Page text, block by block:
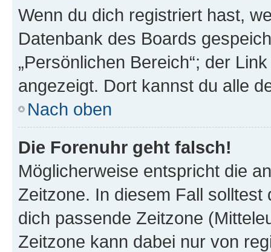
Wenn du dich registriert hast,
Datenbank des Boards
„Persönlichen Bereich“; der
angezeigt. Dort kannst du alle
Nach oben
Die Forenuhr geht falsch!
Möglicherweise entspricht die
Zeitzone. In diesem Fall solltest
dich passende Zeitzone
Zeitzone kann dabei nur von